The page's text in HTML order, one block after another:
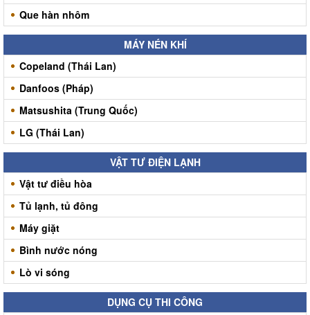
Que hàn nhôm
MÁY NÉN KHÍ
Copeland (Thái Lan)
Danfoos (Pháp)
Matsushita (Trung Quốc)
LG (Thái Lan)
VẬT TƯ ĐIỆN LẠNH
Vật tư điều hòa
Tủ lạnh, tủ đông
Máy giặt
Bình nước nóng
Lò vi sóng
DỤNG CỤ THI CÔNG